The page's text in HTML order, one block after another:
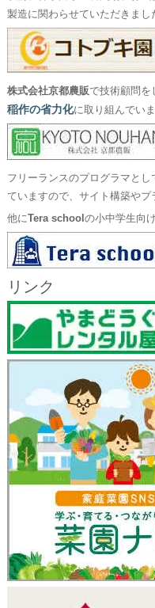
製造に関わらせていただきまし
株式会社京都農販で技術顧問を
稲作の省力化に取り組んでいま
フリーランスのプログラマと
ていますので、サイト構築やプ
他にTera school の小中学生向
リンク